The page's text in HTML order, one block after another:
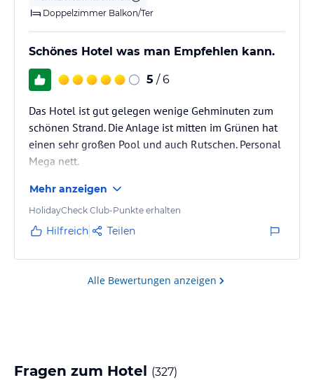
Doppelzimmer Balkon/Ter
Schönes Hotel was man Empfehlen kann.
5 / 6
Das Hotel ist gut gelegen wenige Gehminuten zum
schönen Strand. Die Anlage ist mitten im Grünen hat
einen sehr großen Pool und auch Rutschen. Personal
Mega nett.
Mehr anzeigen
HolidayCheck Club-Punkte erhalten
Hilfreich Teilen
Alle Bewertungen anzeigen
Fragen zum Hotel (327)